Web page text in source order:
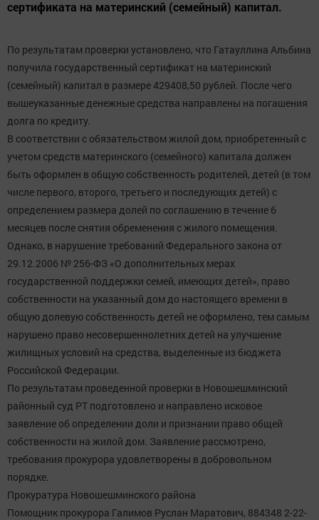
сертификата на материнский (семейный) капитал.
По результатам проверки установлено, что Гатауллина Альбина
получила государственный сертификат на материнский
(семейный) капитал в размере 429408,50 рублей. После чего
вышеуказанные денежные средства направлены на погашения
долга по кредиту.
В соответствии с обязательством жилой дом, приобретенный с
учетом средств материнского (семейного) капитала должен
быть оформлен в общую собственность родителей, детей (в том
числе первого, второго, третьего и последующих детей) с
определением размера долей по соглашению в течение 6
месяцев после снятия обременения с жилого помещения.
Однако, в нарушение требований Федерального закона от
29.12.2006 № 256-ФЗ «О дополнительных мерах
государственной поддержки семей, имеющих детей», право
собственности на указанный дом до настоящего времени в
общую долевую собственность детей не оформлено, тем самым
нарушено право несовершеннолетних детей на улучшение
жилищных условий на средства, выделенные из бюджета
Российской Федерации.
По результатам проведенной проверки в Новошешминский
районный суд РТ подготовлено и направлено исковое
заявление об определении доли и признании право общей
собственности на жилой дом. Заявление рассмотрено,
требования прокурора удовлетворены в добровольном
порядке.
Прокуратура Новошешминского района
Помощник прокурора Галимов Руслан Маратович, 884348 2-22-